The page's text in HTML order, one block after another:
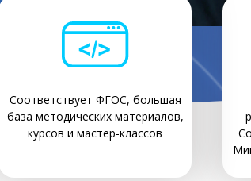
Соответствует ФГОС, большая
база методических материалов,
курсов и мастер-классов